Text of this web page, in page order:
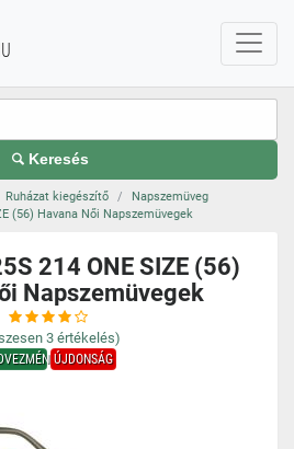
Keresés
Ruházat kiegészítő
Napszemüveg
(56) Havana Női Napszemüvegek
214 ONE SIZE (56)
Napszemüvegek
3 értékelés)
ÚJDONSÁG